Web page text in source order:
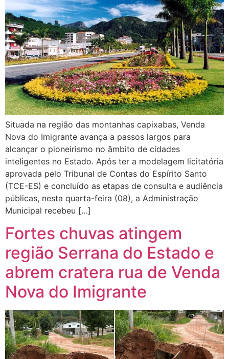
Situada na região das montanhas capixabas, Venda
Nova do Imigrante avança a passos largos para
alcançar o pioneirismo no âmbito de cidades
inteligentes no Estado. Após ter a modelagem licitatória
aprovada pelo Tribunal de Contas do Espírito Santo
(TCE-ES) e concluído as etapas de consulta e audiência
públicas, nesta quarta-feira (08), a Administração
Municipal recebeu […]
Fortes chuvas atingem
região Serrana do Estado e
abrem cratera rua de Venda
Nova do Imigrante